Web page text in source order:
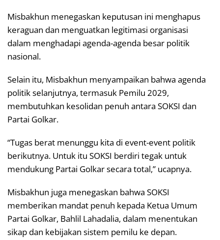
Misbakhun menegaskan keputusan ini menghapus
keraguan dan menguatkan legitimasi organisasi
dalam menghadapi agenda-agenda besar politik
nasional.
Selain itu, Misbakhun menyampaikan bahwa agenda
politik selanjutnya, termasuk Pemilu 2029,
membutuhkan kesolidan penuh antara SOKSI dan
Partai Golkar.
“Tugas berat menunggu kita di event-event politik
berikutnya. Untuk itu SOKSI berdiri tegak untuk
mendukung Partai Golkar secara total,” ucapnya.
Misbakhun juga menegaskan bahwa SOKSI
memberikan mandat penuh kepada Ketua Umum
Partai Golkar, Bahlil Lahadalia, dalam menentukan
sikap dan kebijakan sistem pemilu ke depan.